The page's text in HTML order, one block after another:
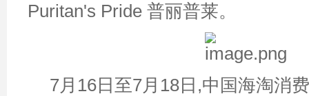
Puritan's Pride 普丽普莱。
7月16日至7月18日,中国海淘消